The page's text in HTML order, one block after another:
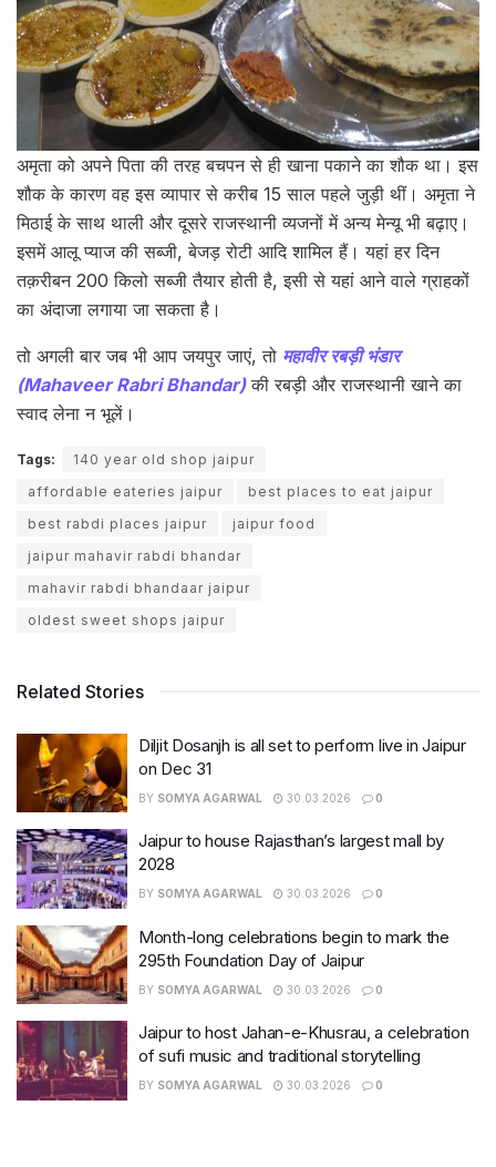
अमृता को अपने पिता की तरह बचपन से ही खाना पकाने का शौक था। इस
शौक के कारण वह इस व्यापार से करीब 15 साल पहले जुड़ी थीं। अमृता ने
मिठाई के साथ थाली और दूसरे राजस्थानी व्यजनों में अन्य मेन्यू भी बढ़ाए।
इसमें आलू प्याज की सब्जी, बेजड़ रोटी आदि शामिल हैं। यहां हर दिन
तक़रीबन 200 किलो सब्जी तैयार होती है, इसी से यहां आने वाले ग्राहकों
का अंदाजा लगाया जा सकता है।
तो अगली बार जब भी आप जयपुर जाएं, तो महावीर रबड़ी भंडार
(Mahaveer Rabri Bhandar)की रबड़ी और राजस्थानी खाने का
स्वाद लेना न भूलें।
Tags:
140 year old shop jaipur
affordable eateries jaipur
best places to eat jaipur
best rabdi places jaipur
jaipur food
jaipur mahavir rabdi bhandar
mahavir rabdi bhandaar jaipur
oldest sweet shops jaipur
Related Stories
Diljit Dosanjh is all set to perform live in Jaipur
on Dec 31
BY SOMYA AGARWAL 30.03.2026 0
Jaipur to house Rajasthan’s largest mall by
2028
BY SOMYA AGARWAL 30.03.2026 0
Month-long celebrations begin to mark the
295th Foundation Day of Jaipur
BY SOMYA AGARWAL 30.03.2026 0
Jaipur to host Jahan-e-Khusrau, a celebration
of sufi music and traditional storytelling
BY SOMYA AGARWAL 30.03.2026 0